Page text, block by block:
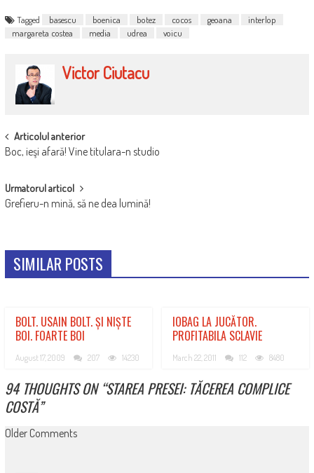
Tagged basescu boenica botez cocos geoana
interlop
margareta costea
media udrea voicu
Victor Ciutacu
POST
NAVIGATION
Articolul anterior
Boc, ieşi afară! Vine titulara-n studio
Urmatorul articol
Grefieru-n mină, să ne dea lumină!
SIMILAR POSTS
BOLT. USAIN BOLT. ȘI NIȘTE
BOI. FOARTE BOI
August 17, 2009 207 14230
IOBAG LA JUCĂTOR.
PROFITABILA SCLAVIE
March 22, 2011 112 8480
94 THOUGHTS ON “STAREA PRESEI: TĂCEREA COMPLICE
COSTĂ”
COMMENT
Older Comments